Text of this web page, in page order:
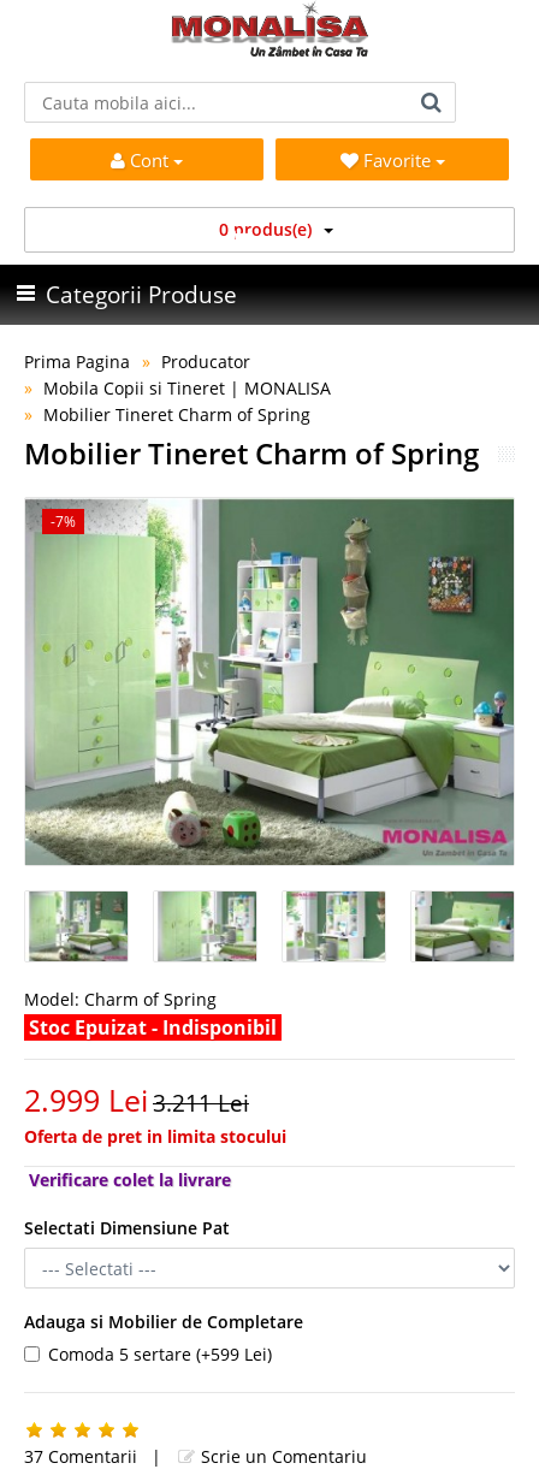
Cont Favorite
0 produs(e)
Categorii Produse
Prima Pagina
Producator
Mobila Copii si Tineret | MONALISA
Mobilier Tineret Charm of Spring
Mobilier Tineret Charm of Spring
-7%
Model: Charm of Spring
Stoc Epuizat - Indisponibil
2.999 Lei3.211 Lei
Oferta de pret in limita stocului
Verificare colet la livrare
Selectati Dimensiune Pat
Adauga si Mobilier de Completare
Comoda 5 sertare (+599 Lei)
37 Comentarii |
Scrie un Comentariu